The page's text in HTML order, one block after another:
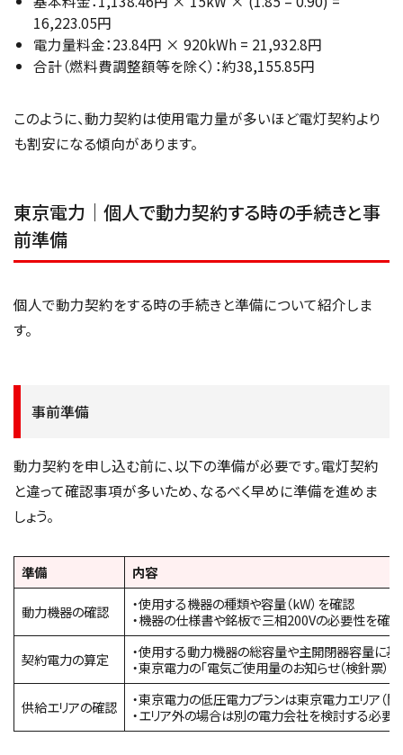
16,223.05円
電力量料金：23.84円 × 920kWh = 21,932.8円
合計（燃料費調整額等を除く）：約38,155.85円
このように、動力契約は使用電力量が多いほど電灯契約より
も割安になる傾向があります。
東京電力｜個人で動力契約する時の手続きと事
前準備
個人で動力契約をする時の手続きと準備について紹介しま
す。
事前準備
動力契約を申し込む前に、以下の準備が必要です。電灯契約
と違って確認事項が多いため、なるべく早めに準備を進めま
しょう。
準備 内容
動力機器の確認
・使用する機器の種類や容量（kW）を確認
・機器の仕様書や銘板で三相200Vの必要性を確認
契約電力の算定
・使用する動力機器の総容量や主開閉器容量に
・東京電力の「電気ご使用量のお知らせ（検針票）
供給エリアの確認
・東京電力の低圧電力プランは東京電力エリア（
・エリア外の場合は別の電力会社を検討する必要